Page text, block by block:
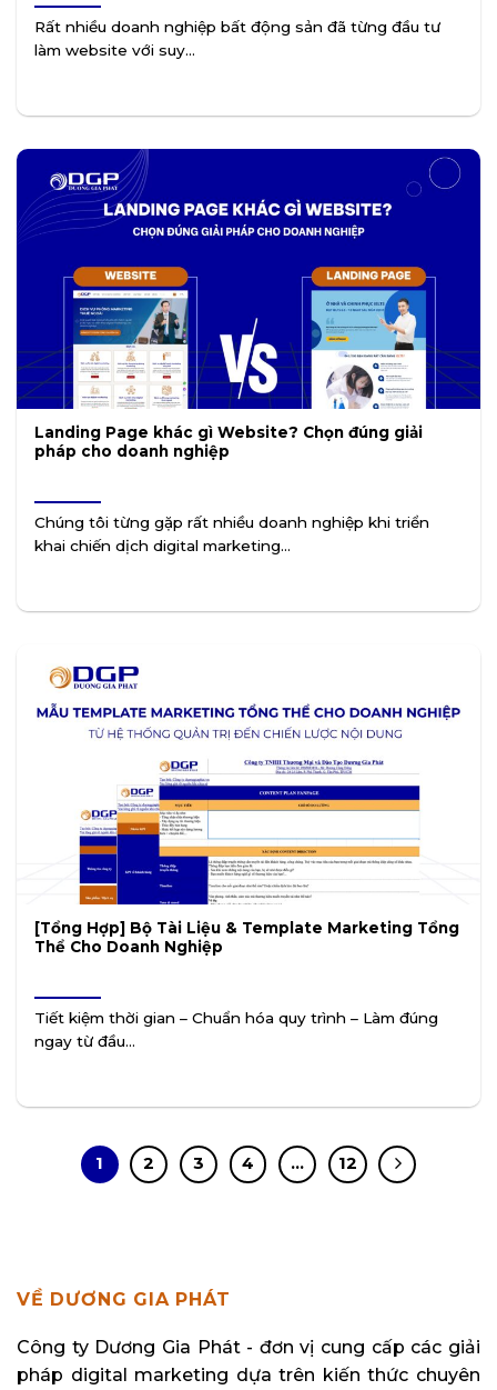
Rất nhiều doanh nghiệp bất động sản đã từng đầu tư
làm website với suy...
Landing Page khác gì Website? Chọn đúng giải
pháp cho doanh nghiệp
Chúng tôi từng gặp rất nhiều doanh nghiệp khi triển
khai chiến dịch digital marketing...
[Tổng Hợp] Bộ Tài Liệu & Template Marketing Tổng
Thể Cho Doanh Nghiệp
Tiết kiệm thời gian – Chuẩn hóa quy trình – Làm đúng
ngay từ đầu...
1 2 3 4 … 12
VỀ DƯƠNG GIA PHÁT
Công ty Dương Gia Phát - đơn vị cung cấp các giải
pháp digital marketing dựa trên kiến thức chuyên